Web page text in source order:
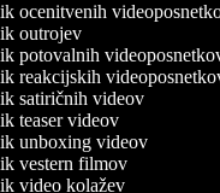
ocenitvenih
outrojev
potovalnih
reakcijskih
satiričnih videov
teaser videov
unboxing videov
vestern filmov
video kolažev